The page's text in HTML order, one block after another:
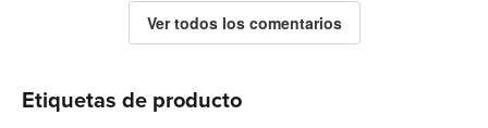
Ver todos los comentarios
Etiquetas de producto